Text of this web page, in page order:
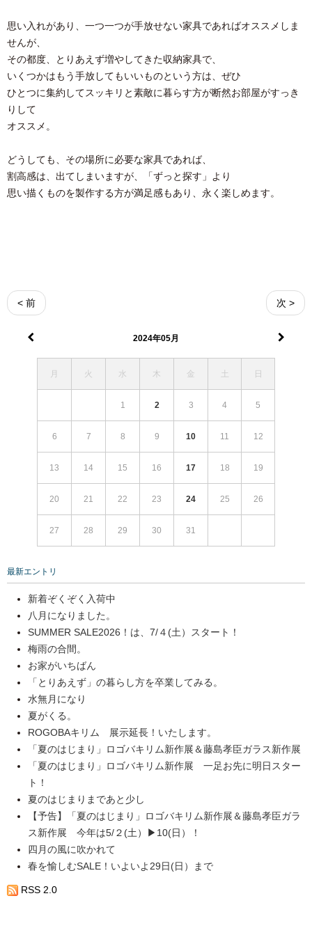
思い入れがあり、一つ一つが手放せない家具であればオススメしま
せんが、
その都度、とりあえず増やしてきた収納家具で、
いくつかはもう手放してもいいものという方は、ぜひ
ひとつに集約してスッキリと素敵に暮らす方が断然お部屋がすっき
りして
オススメ。
どうしても、その場所に必要な家具であれば、
割高感は、出てしまいますが、「ずっと探す」より
思い描くものを製作する方が満足感もあり、永く楽しめます。
< 前 次 >
2024年05月
月 火 水 木 金 土 日
1 2 3 4 5
6 7 8 9 10 11 12
13 14 15 16 17 18 19
20 21 22 23 24 25 26
27 28 29 30 31
最新エントリ
新着ぞくぞく入荷中
八月になりました。
SUMMER SALE2026！は、7/４(土）スタート！
梅雨の合間。
お家がいちばん
「とりあえず」の暮らし方を卒業してみる。
水無月になり
夏がくる。
ROGOBAキリム 展示延長！いたします。
「夏のはじまり」ロゴバキリム新作展＆藤島孝臣ガラス新作展
「夏のはじまり」ロゴバキリム新作展 一足お先に明日スター
ト！
夏のはじまりまであと少し
【予告】「夏のはじまり」ロゴバキリム新作展＆藤島孝臣ガラ
ス新作展 今年は5/２(土）▶10(日）！
四月の風に吹かれて
春を愉しむSALE！いよいよ29日(日）まで
RSS 2.0